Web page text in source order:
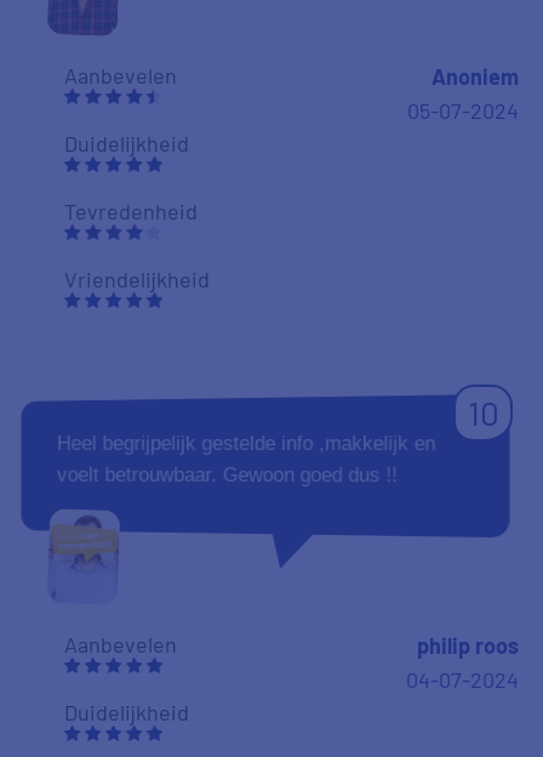
Aanbevelen
Duidelijkheid
Tevredenheid
Vriendelijkheid
Anoniem
05-07-2024
10
Heel begrijpelijk gestelde info ,makkelijk en
voelt betrouwbaar. Gewoon goed dus !!
Aanbevelen
Duidelijkheid
philip roos
04-07-2024